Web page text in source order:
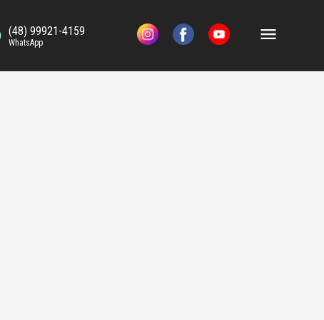
(48) 99921-4159
WhatsApp